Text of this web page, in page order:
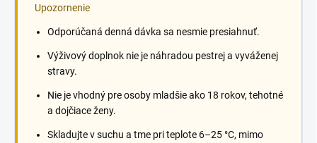
Upozornenie
Odporúčaná denná dávka sa nesmie presiahnuť.
Výživový doplnok nie je náhradou pestrej a vyváženej
stravy.
Nie je vhodný pre osoby mladšie ako 18 rokov, tehotné
a dojčiace ženy.
Skladujte v suchu a tme pri teplote 6–25 °C, mimo